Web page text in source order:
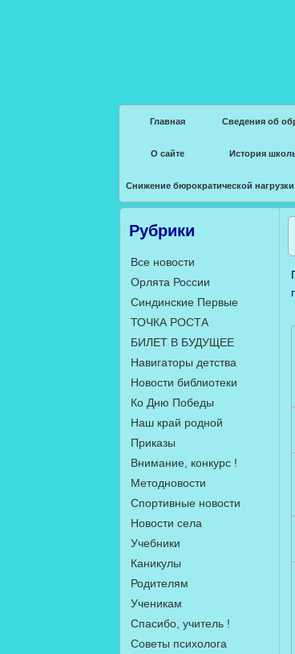
Главная Сведения об
О сайте История
Снижение бюрократической нагрузки
Рубрики
Все новости
Орлята России
Синдинские Первые
ТОЧКА РОСТА
БИЛЕТ В БУДУЩЕЕ
Навигаторы детства
Новости библиотеки
Ко Дню Победы
Наш край родной
Приказы
Внимание, конкурс !
Методновости
Спортивные новости
Новости села
Учебники
Каникулы
Родителям
Ученикам
Спасибо, учитель !
Советы психолога